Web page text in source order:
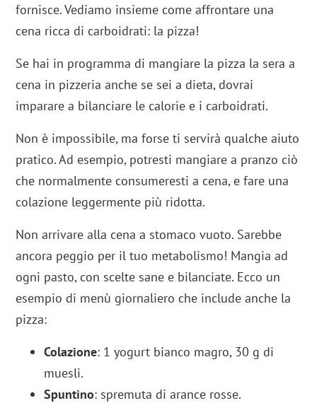
fornisce. Vediamo insieme come affrontare una
cena ricca di carboidrati: la pizza!
Se hai in programma di mangiare la pizza la sera a
cena in pizzeria anche se sei a dieta, dovrai
imparare a bilanciare le calorie e i carboidrati.
Non è impossibile, ma forse ti servirà qualche aiuto
pratico. Ad esempio, potresti mangiare a pranzo ciò
che normalmente consumeresti a cena, e fare una
colazione leggermente più ridotta.
Non arrivare alla cena a stomaco vuoto. Sarebbe
ancora peggio per il tuo metabolismo! Mangia ad
ogni pasto, con scelte sane e bilanciate. Ecco un
esempio di menù giornaliero che include anche la
pizza:
Colazione: 1 yogurt bianco magro, 30 g di
muesli.
Spuntino: spremuta di arance rosse.